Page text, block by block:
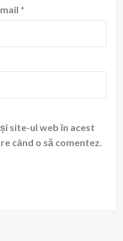
*
site-ul web în acest
când o să comentez.